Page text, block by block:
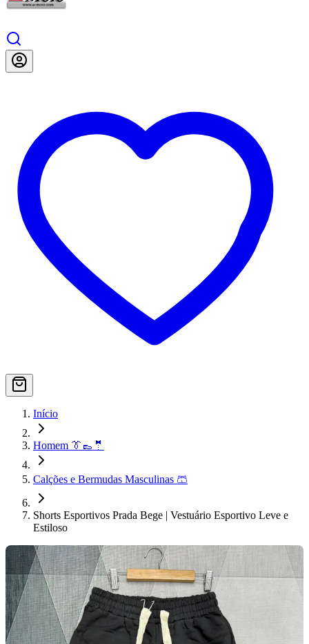
Início
Homem 👔👞🤵
Calções e Bermudas Masculinas 🩳
Shorts Esportivos Prada Bege | Vestuário Esportivo Leve e
Estiloso